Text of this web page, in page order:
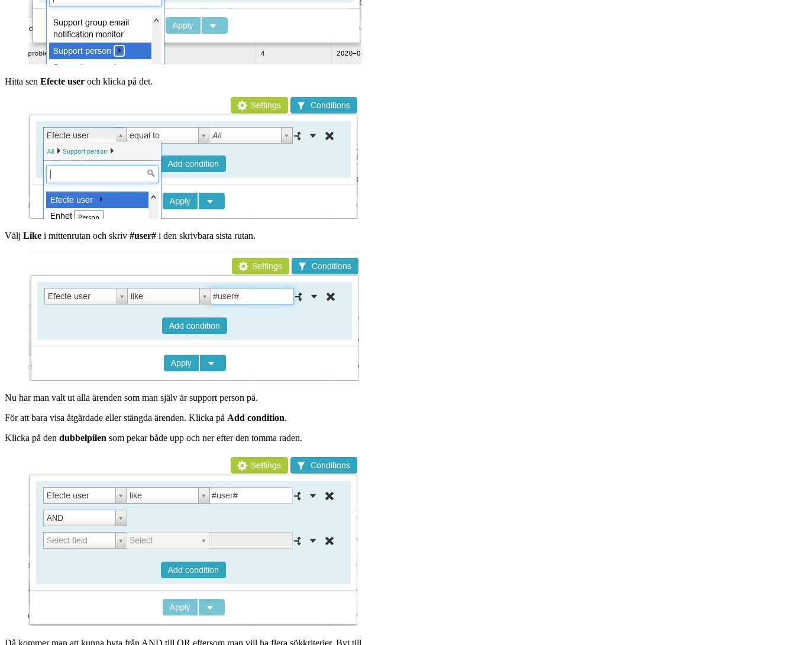
Hitta sen Efecte user och klicka på det.
Välj Like i mittenrutan och skriv #user# i den skrivbara sista rutan.
Nu har man valt ut alla ärenden som man själv är support person på.
För att bara visa åtgärdade eller stängda ärenden. Klicka på Add condition.
Klicka på den dubbelpilen som pekar både upp och ner efter den tomma raden.
Då kommer man att kunna byta från AND till OR eftersom man vill ha flera sökkriterier. Byt till